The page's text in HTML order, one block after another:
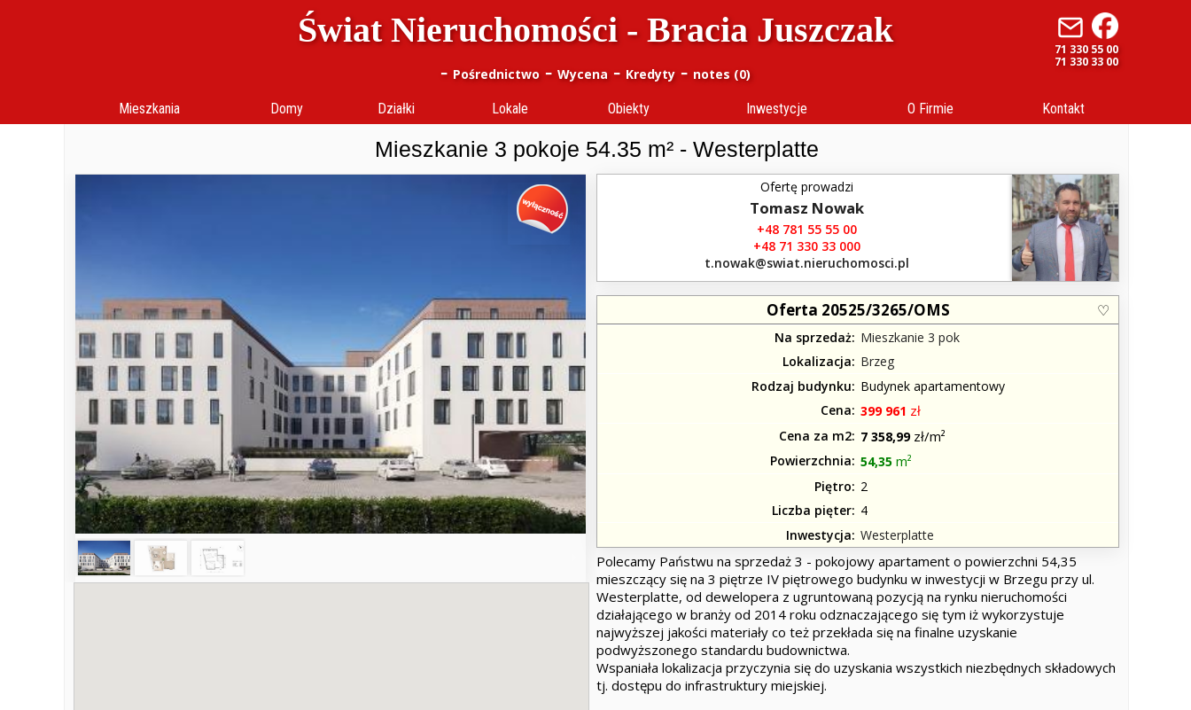
71 330 55 00
71 330 33 00
Świat Nieruchomości - Bracia Juszczak
- Pośrednictwo - Wycena- Kredyty - notes (0)
Mieszkania Domy Działki Lokale Obiekty Inwestycje O Firmie Kontakt
Mieszkanie 3 pokoje 54.35 m² - Westerplatte
Ofertę prowadzi
Tomasz Nowak
+48 781 55 55 00
+48 71 330 33 000
t.nowak​@swiat.nieruchomosci.pl
Oferta 20525/3265/OMS
Na sprzedaż
Mieszkanie 3 pok
Lokalizacja
Brzeg
Rodzaj budynku
Budynek apartamentowy
Cena 399 961 zł
Cena za m2 7 358,99zł/m²
Powierzchnia 54,35 m²
Piętro
2
Liczba pięter 4
Inwestycja Westerplatte
Polecamy Państwu na sprzedaż 3 - pokojowy apartament o powierzchni 54,35
mieszczący się na 3 piętrze IV piętrowego budynku w inwestycji w Brzegu przy ul.
Westerplatte, od dewelopera z ugruntowaną pozycją na rynku nieruchomości
działającego w branży od 2014 roku odznaczającego się tym iż wykorzystuje
najwyższej jakości materiały co też przekłada się na finalne uzyskanie
podwyższonego standardu budownictwa.
Wspaniała lokalizacja przyczynia się do uzyskania wszystkich niezbędnych składowych
tj. dostępu do infrastruktury miejskiej.